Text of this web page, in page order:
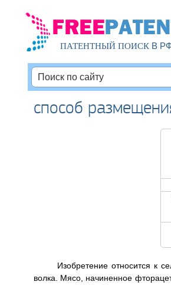
ПАТЕНТНЫЙ ПОИСКВ
способ
Изобретение относится к
волка. Мясо, начиненное